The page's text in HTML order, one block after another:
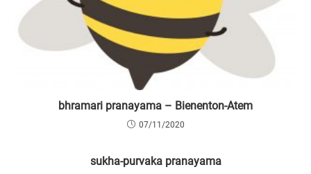
bhramari pranayama – Bienenton-Atem
07/11/2020
sukha-purvaka pranayama